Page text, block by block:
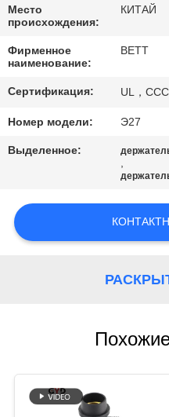
КАРТА
САЙТА
PRIVACY
POLICY
Место
происхождения:
КИТАЙ
Фирменное
наименование:
BETT
Сертификация: UL，
Номер модели: Э27
Выделенное:
,